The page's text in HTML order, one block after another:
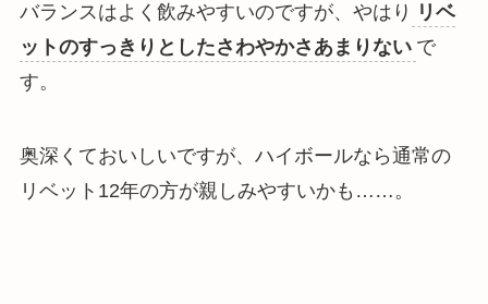
バランスはよく飲みやすいのですが、やはり リベ
ットのすっきりとしたさわやかさあまりない で
す。
奥深くておいしいですが、ハイボールなら通常の
リベット12年の方が親しみやすいかも……。